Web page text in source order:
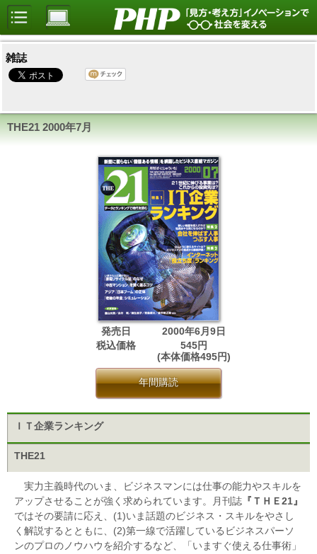
雑誌
THE21 2000年7月
発売日
2000年6月9日
税込価格
545円
(本体価格495円)
年間購読
ＩＴ企業ランキング
THE21
実力主義時代のいま、ビジネスマンには仕事の能力やスキルを
アップさせることが強く求められています。月刊誌 『ＴＨＥ21』
ではその要請に応え、(1)いま話題のビジネス・スキルをやさし
く解説するとともに、(2)第一線で活躍しているビジネスパーソ
ンのプロのノウハウを紹介するなど、「いますぐ使える仕事術」